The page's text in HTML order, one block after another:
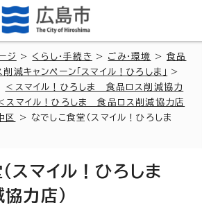
ジ > くらし・手続き > ごみ・環境 >食品
減キャンペーン「スマイル！ひろしま」
>
＜スマイル！ひろしま 食品ロス削減協力
スマイル！ひろしま 食品ロス削減協力店
区
> なでしこ食堂（スマイル！ひろしま
スマイル！ひろしま
力店）